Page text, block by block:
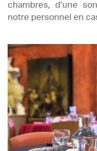
chambres, d’une
notre personnel en